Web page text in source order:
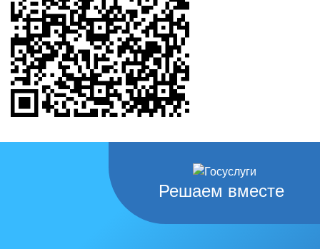
Решаем вместе